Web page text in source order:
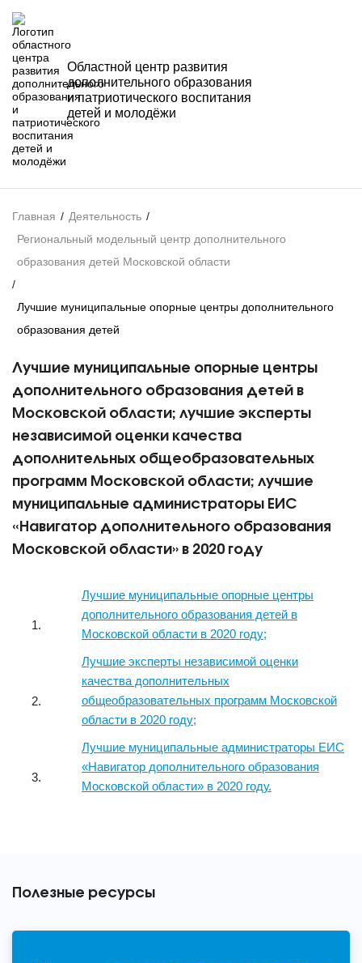
Областной центр развития
дополнительного образования
и патриотического воспитания
детей и молодёжи
Главная / Деятельность /
Региональный модельный центр дополнительного
образования детей Московской области
/
Лучшие муниципальные опорные центры дополнительного
образования детей
Лучшие муниципальные опорные центры
дополнительного образования детей в
Московской области; лучшие эксперты
независимой оценки качества
дополнительных общеобразовательных
программ Московской области; лучшие
муниципальные администраторы ЕИС
«Навигатор дополнительного образования
Московской области» в 2020 году
Лучшие муниципальные опорные центры
дополнительного образования детей в
Московской области в 2020 году;
Лучшие эксперты независимой оценки
качества дополнительных
общеобразовательных программ Московской
области в 2020 году;
Лучшие муниципальные администраторы ЕИС
«Навигатор дополнительного образования
Московской области» в 2020 году.
Полезные ресурсы